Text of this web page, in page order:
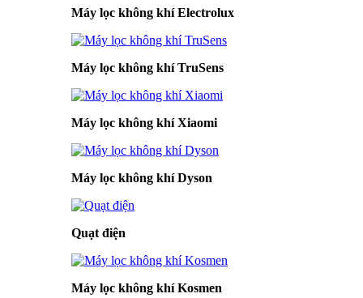
Máy lọc không khí Electrolux
Máy lọc không khí TruSens
Máy lọc không khí Xiaomi
Máy lọc không khí Dyson
Quạt điện
Máy lọc không khí Kosmen